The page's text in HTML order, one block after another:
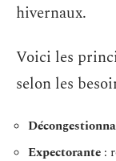
hivernaux.
Voici les
selon les
Expectorante :